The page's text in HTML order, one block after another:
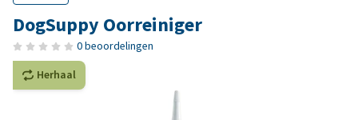
DogSuppy Oorreiniger
0 beoordelingen
Herhaal